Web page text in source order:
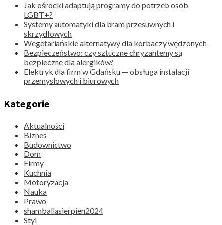
Jak ośrodki adaptują programy do potrzeb osób
LGBT+?
Systemy automatyki dla bram przesuwnych i
skrzydłowych
Wegetariańskie alternatywy dla korbaczy wędzonych
Bezpieczeństwo: czy sztuczne chryzantemy są
bezpieczne dla alergików?
Elektryk dla firm w Gdańsku — obsługa instalacji
przemysłowych i biurowych
Kategorie
Aktualności
Biznes
Budownictwo
Dom
Firmy
Kuchnia
Motoryzacja
Nauka
Prawo
shamballasierpien2024
Styl